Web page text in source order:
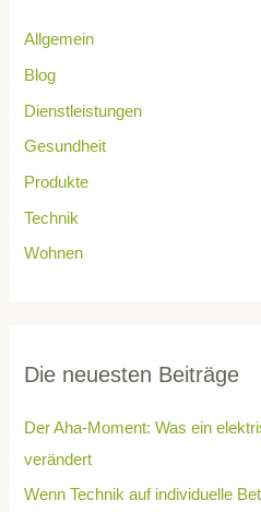
Allgemein
Blog
Dienstleistungen
Gesundheit
Produkte
Technik
Wohnen
Die neuesten Beiträge
Der Aha-Moment: Was ein
verändert
Wenn Technik auf individuelle